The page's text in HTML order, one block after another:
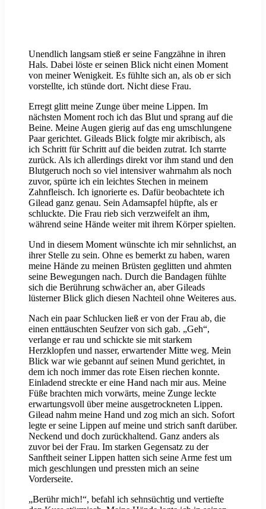
Unendlich langsam stieß er seine Fangzähne in ihren
Hals. Dabei löste er seinen Blick nicht einen Moment
von meiner Wenigkeit. Es fühlte sich an, als ob er sich
vorstellte, ich stünde dort. Nicht diese Frau.
Erregt glitt meine Zunge über meine Lippen. Im
nächsten Moment roch ich das Blut und sprang auf die
Beine. Meine Augen gierig auf das eng umschlungene
Paar gerichtet. Gileads Blick folgte mir akribisch, als
ich Schritt für Schritt auf die beiden zutrat. Ich starrte
zurück. Als ich allerdings direkt vor ihm stand und den
Blutgeruch noch so viel intensiver wahrnahm als noch
zuvor, spürte ich ein leichtes Stechen in meinem
Zahnfleisch. Ich ignorierte es. Dafür beobachtete ich
Gilead ganz genau. Sein Adamsapfel hüpfte, als er
schluckte. Die Frau rieb sich verzweifelt an ihm,
während seine Hände weiter mit ihrem Körper spielten.
Und in diesem Moment wünschte ich mir sehnlichst, an
ihrer Stelle zu sein. Ohne es bemerkt zu haben, waren
meine Hände zu meinen Brüsten geglitten und ahmten
seine Bewegungen nach. Durch die Bandagen fühlte
sich die Berührung schwächer an, aber Gileads
lüsterner Blick glich diesen Nachteil ohne Weiteres aus.
Nach ein paar Schlucken ließ er von der Frau ab, die
einen enttäuschten Seufzer von sich gab. „Geh“,
verlange er rau und schickte sie mit starkem
Herzklopfen und nasser, erwartender Mitte weg. Mein
Blick war wie gebannt auf seinen Mund gerichtet, in
dem ich noch immer das rote Eisen riechen konnte.
Einladend streckte er eine Hand nach mir aus. Meine
Füße brachten mich vorwärts, meine Zunge leckte
erwartungsvoll über meine ausgetrockneten Lippen.
Gilead nahm meine Hand und zog mich an sich. Sofort
legte er seine Lippen auf meine und strich sanft darüber.
Neckend und doch zurückhaltend. Ganz anders als
zuvor bei der Frau. Im starken Gegensatz zu der
Sanftheit seiner Lippen hatten sich seine Arme fest um
mich geschlungen und pressten mich an seine
Vorderseite.
„Berühr mich!“, befahl ich sehnsüchtig und vertiefte